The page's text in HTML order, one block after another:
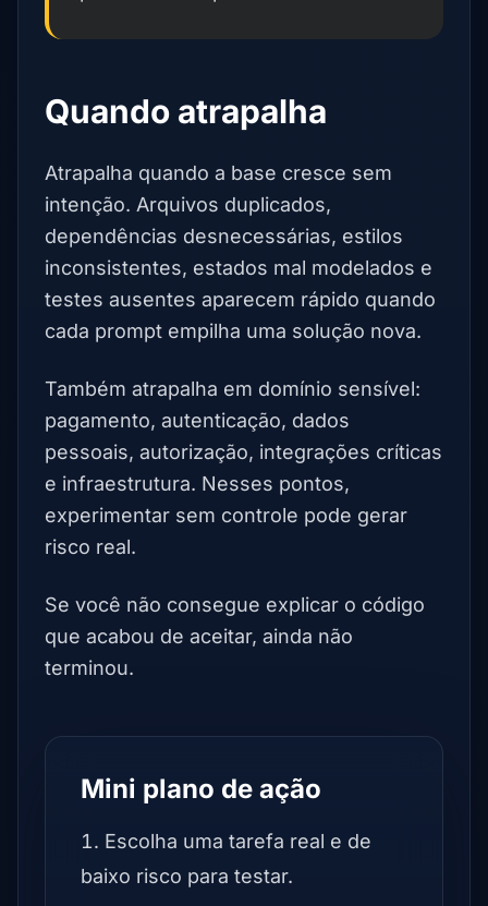
Quando atrapalha
Atrapalha quando a base cresce sem
intenção. Arquivos duplicados,
dependências desnecessárias, estilos
inconsistentes, estados mal modelados e
testes ausentes aparecem rápido quando
cada prompt empilha uma solução nova.
Também atrapalha em domínio sensível:
pagamento, autenticação, dados
pessoais, autorização, integrações críticas
e infraestrutura. Nesses pontos,
experimentar sem controle pode gerar
risco real.
Se você não consegue explicar o código
que acabou de aceitar, ainda não
terminou.
Mini plano de ação
Escolha uma tarefa real e de
baixo risco para testar.